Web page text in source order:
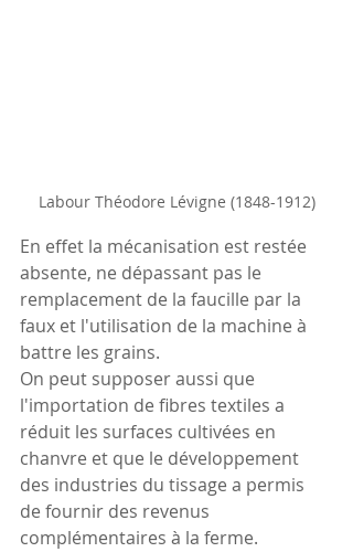
Labour Théodore Lévigne (1848-1912)
En effet la mécanisation est restée
absente, ne dépassant pas le
remplacement de la faucille par la
faux et l'utilisation de la machine à
battre les grains.
On peut supposer aussi que
l'importation de fibres textiles a
réduit les surfaces cultivées en
chanvre et que le développement
des industries du tissage a permis
de fournir des revenus
complémentaires à la ferme.